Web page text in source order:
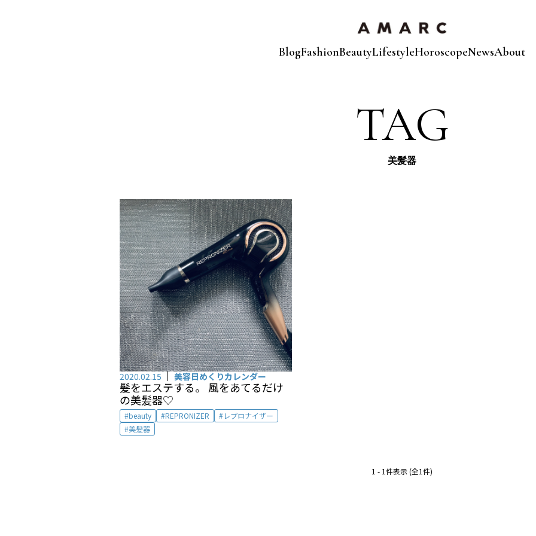
BlogFashionBeautyLifestyleHoroscopeNewsAbout
TAG
美髪器
2020.02.15 美容日めくりカレンダー
髪をエステする。 風をあてるだけ
の美髪器♡
beauty REPRONIZER
レプロナイザー
美髪器
1 - 1件表示 (全1件)